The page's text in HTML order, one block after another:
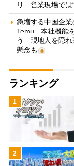
リ 営業現場では
急増する中国企業
Temu…本社機能
う 現地人を隠れ
懸念も
ランキング
1
2